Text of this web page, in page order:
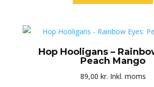
Hop Hooligans –
Peach Mango
89,00 kr. Inkl. moms